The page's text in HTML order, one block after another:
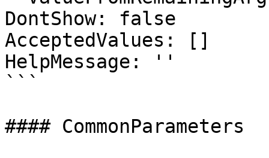
DontShow: false
AcceptedValues: []
HelpMessage: ''
```
#### CommonParameters